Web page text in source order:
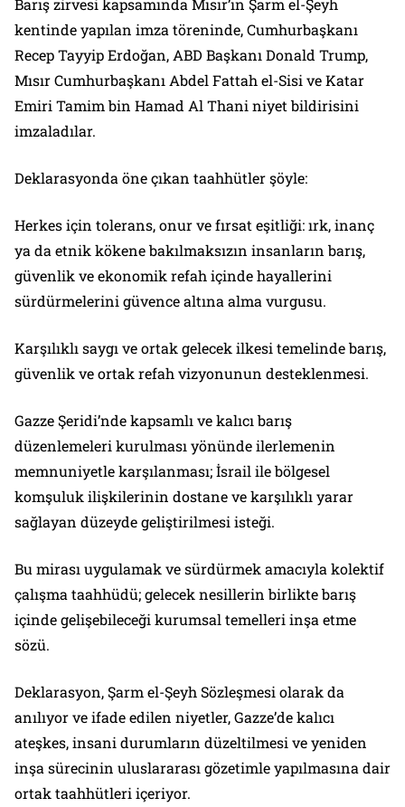
Barış zirvesi kapsamında Mısır’ın Şarm el-Şeyh
kentinde yapılan imza töreninde, Cumhurbaşkanı
Recep Tayyip Erdoğan, ABD Başkanı Donald Trump,
Mısır Cumhurbaşkanı Abdel Fattah el-Sisi ve Katar
Emiri Tamim bin Hamad Al Thani niyet bildirisini
imzaladılar.
Deklarasyonda öne çıkan taahhütler şöyle:
Herkes için tolerans, onur ve fırsat eşitliği: ırk, inanç
ya da etnik kökene bakılmaksızın insanların barış,
güvenlik ve ekonomik refah içinde hayallerini
sürdürmelerini güvence altına alma vurgusu.
Karşılıklı saygı ve ortak gelecek ilkesi temelinde barış,
güvenlik ve ortak refah vizyonunun desteklenmesi.
Gazze Şeridi’nde kapsamlı ve kalıcı barış
düzenlemeleri kurulması yönünde ilerlemenin
memnuniyetle karşılanması; İsrail ile bölgesel
komşuluk ilişkilerinin dostane ve karşılıklı yarar
sağlayan düzeyde geliştirilmesi isteği.
Bu mirası uygulamak ve sürdürmek amacıyla kolektif
çalışma taahhüdü; gelecek nesillerin birlikte barış
içinde gelişebileceği kurumsal temelleri inşa etme
sözü.
Deklarasyon, Şarm el-Şeyh Sözleşmesi olarak da
anılıyor ve ifade edilen niyetler, Gazze’de kalıcı
ateşkes, insani durumların düzeltilmesi ve yeniden
inşa sürecinin uluslararası gözetimle yapılmasına dair
ortak taahhütleri içeriyor.